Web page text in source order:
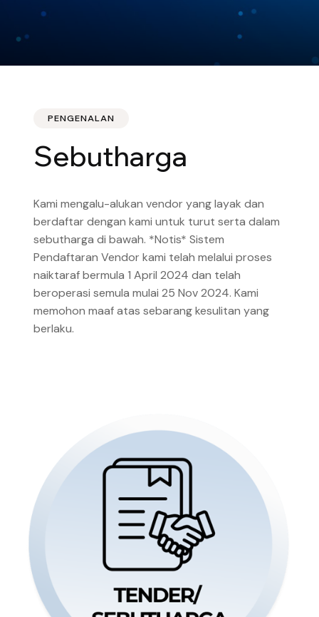
PENGENALAN
Sebutharga
Kami mengalu-alukan vendor yang layak dan
berdaftar dengan kami untuk turut serta dalam
sebutharga di bawah. *Notis* Sistem
Pendaftaran Vendor kami telah melalui proses
naiktaraf bermula 1 April 2024 dan telah
beroperasi semula mulai 25 Nov 2024. Kami
memohon maaf atas sebarang kesulitan yang
berlaku.